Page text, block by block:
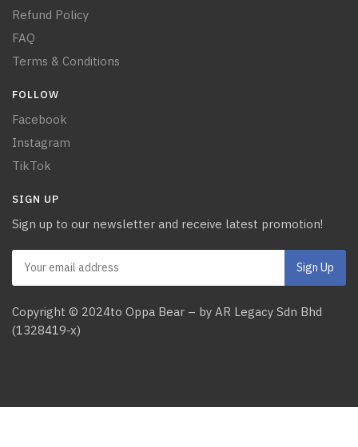
Refund Policy
FAQ
Terms & Conditions
FOLLOW
Facebook
Instagram
TikTok
SIGN UP
Sign up to our newsletter and receive latest promotion!
Copyright © 2024to Oppa Bear – by AR Legacy Sdn Bhd
(1328419-x)